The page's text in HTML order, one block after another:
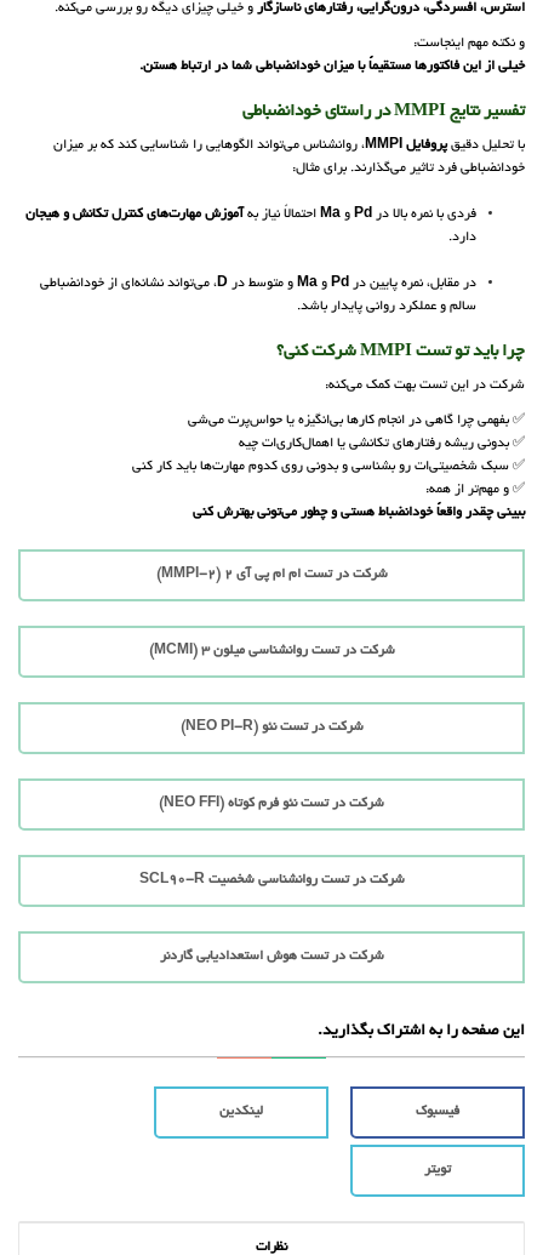
استرس، افسردگی، درون‌گرایی، رفتارهای ناسازگار و خیلی چیزای دیگه رو بررسی می‌کنه.
و نکته مهم اینجاست:
خیلی از این فاکتورها مستقیماً با میزان خودانضباطی شما در ارتباط هستن.
تفسیر نتایج MMPI در راستای خودانضباطی
با تحلیل دقیقپروفایل MMPI
، روانشناس می‌تواند الگوهایی را شناسایی کند که بر میزان
خودانضباطی فرد تاثیر می‌گذارند. برای مثال:
فردی با نمره بالا در Pd و Ma احتمالاً نیاز به آموزش مهارت‌های کنترل تکانش و هیجان
دارد.
در مقابل، نمره پایین در Pd و Ma و متوسط در D، می‌تواند نشانه‌ای از خودانضباطی
سالم و عملکرد روانی پایدار باشد.
چرا باید تو تست MMPI شرکت کنی؟
شرکت در این تست بهت کمک می‌کنه:
✅ بفهمی چرا گاهی در انجام کارها بی‌انگیزه یا حواس‌پرت می‌شی
✅ بدونی ریشه رفتارهای تکانشی یا اهمال‌کاری‌ات چیه
✅ سبک شخصیتی‌ات رو بشناسی و بدونی روی کدوم مهارت‌ها باید کار کنی
✅ و مهم‌تر از همه:
ببینی چقدر واقعاً خودانضباط هستی و چطور می‌تونی بهترش کنی
شرکت در تست ام ام پی آی 2 (MMPI-2)
شرکت در تست روانشناسی میلون 3 (MCMI)
شرکت در تست نئو (NEO PI-R)
شرکت در تست نئو فرم کوتاه (NEO FFI)
شرکت در تست روانشناسی شخصیت SCL90-R
شرکت در تست هوش استعدادیابی گاردنر
این صفحه را به اشتراک بگذارید.
فیسبوک لینکدین
تویتر
نظرات